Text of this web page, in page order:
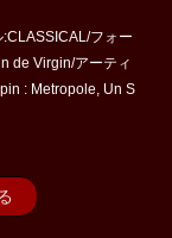
フォー
de Virgin/アーティ
: Metropole, Un S